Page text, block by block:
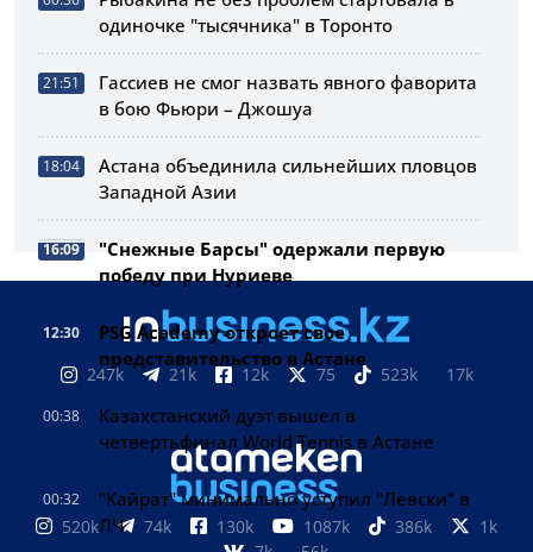
одиночке "тысячника" в Торонто
21:51
Гассиев не смог назвать явного фаворита
в бою Фьюри – Джошуа
18:04
Астана объединила сильнейших пловцов
Западной Азии
16:09
"Снежные Барсы" одержали первую
победу при Нуриеве
12:30
PSG Academy откроет свое
представительство в Астане
00:38
Казахстанский дуэт вышел в
четвертьфинал World Tennis в Астане
00:32
"Кайрат" минимально уступил "Левски" в
ЛЧ
247k 21k 12k 75 523k 17k
520k 74k 130k 1087k 386k
1k